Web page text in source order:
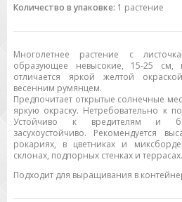
Количество в упаковке: 1 растение
Многолетнее растение с
образующее невысокие, 15-25 см,
отличается яркой желтой
весенним румянцем.
Предпочитает открытые солнечные
яркую окраску. Нетребовательно к
Устойчиво к вредителям и
засухоустойчиво. Рекомендуется
рокариях, в цветниках и
склонах, подпорных стенках и террасах.
Подходит для выращивания в